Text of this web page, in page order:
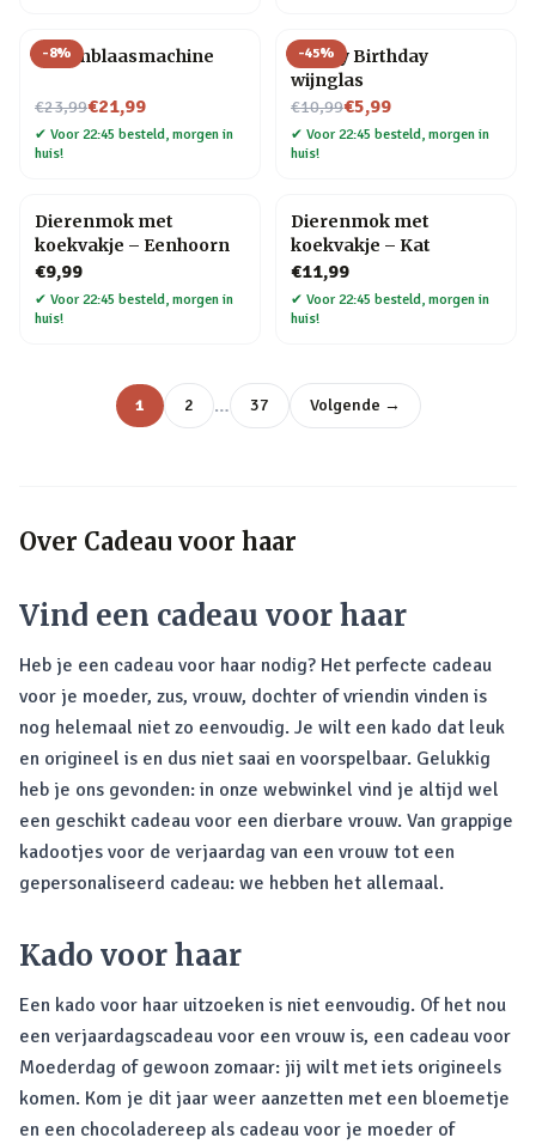
-8%
Bellenblaasmachine
€23,99
Nu voor€21,99
✔ Voor 22:45 besteld, morgen in
huis!
-45%
Happy Birthday
wijnglas
€10,99
Nu voor€5,99
✔ Voor 22:45 besteld, morgen in
huis!
Dierenmok met
koekvakje – Eenhoorn
€9,99
✔ Voor 22:45 besteld, morgen in
huis!
Dierenmok met
koekvakje – Kat
€11,99
✔ Voor 22:45 besteld, morgen in
huis!
1 2 … 37 Volgende →
Over Cadeau voor haar
Vind een cadeau voor haar
Heb je een cadeau voor haar nodig? Het perfecte cadeau
voor je moeder, zus, vrouw, dochter of vriendin vinden is
nog helemaal niet zo eenvoudig. Je wilt een kado dat leuk
en origineel is en dus niet saai en voorspelbaar. Gelukkig
heb je ons gevonden: in onze webwinkel vind je altijd wel
een geschikt cadeau voor een dierbare vrouw. Van grappige
kadootjes voor de verjaardag van een vrouw tot een
gepersonaliseerd cadeau: we hebben het allemaal.
Kado voor haar
Een kado voor haar uitzoeken is niet eenvoudig. Of het nou
een verjaardagscadeau voor een vrouw is, een cadeau voor
Moederdag of gewoon zomaar: jij wilt met iets origineels
komen. Kom je dit jaar weer aanzetten met een bloemetje
en een chocoladereep als cadeau voor je moeder of